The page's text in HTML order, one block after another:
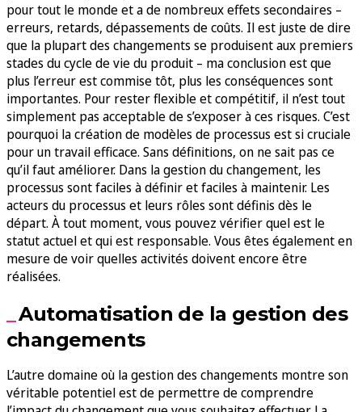
pour tout le monde et a de nombreux effets secondaires –
erreurs, retards, dépassements de coûts. Il est juste de dire
que la plupart des changements se produisent aux premiers
stades du cycle de vie du produit – ma conclusion est que
plus l’erreur est commise tôt, plus les conséquences sont
importantes. Pour rester flexible et compétitif, il n’est tout
simplement pas acceptable de s’exposer à ces risques. C’est
pourquoi la création de modèles de processus est si cruciale
pour un travail efficace. Sans définitions, on ne sait pas ce
qu’il faut améliorer. Dans la gestion du changement, les
processus sont faciles à définir et faciles à maintenir. Les
acteurs du processus et leurs rôles sont définis dès le
départ. À tout moment, vous pouvez vérifier quel est le
statut actuel et qui est responsable. Vous êtes également en
mesure de voir quelles activités doivent encore être
réalisées.
Automatisation de la gestion des
changements
L’autre domaine où la gestion des changements montre son
véritable potentiel est de permettre de comprendre